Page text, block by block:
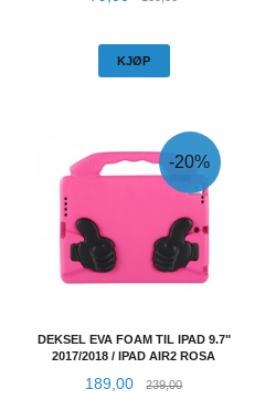
KJØP
DEKSEL EVA FOAM TIL IPAD 9.7"
2017/2018 / IPAD AIR2 ROSA
Tilbud
189,00 239,00Rabatt
-20%